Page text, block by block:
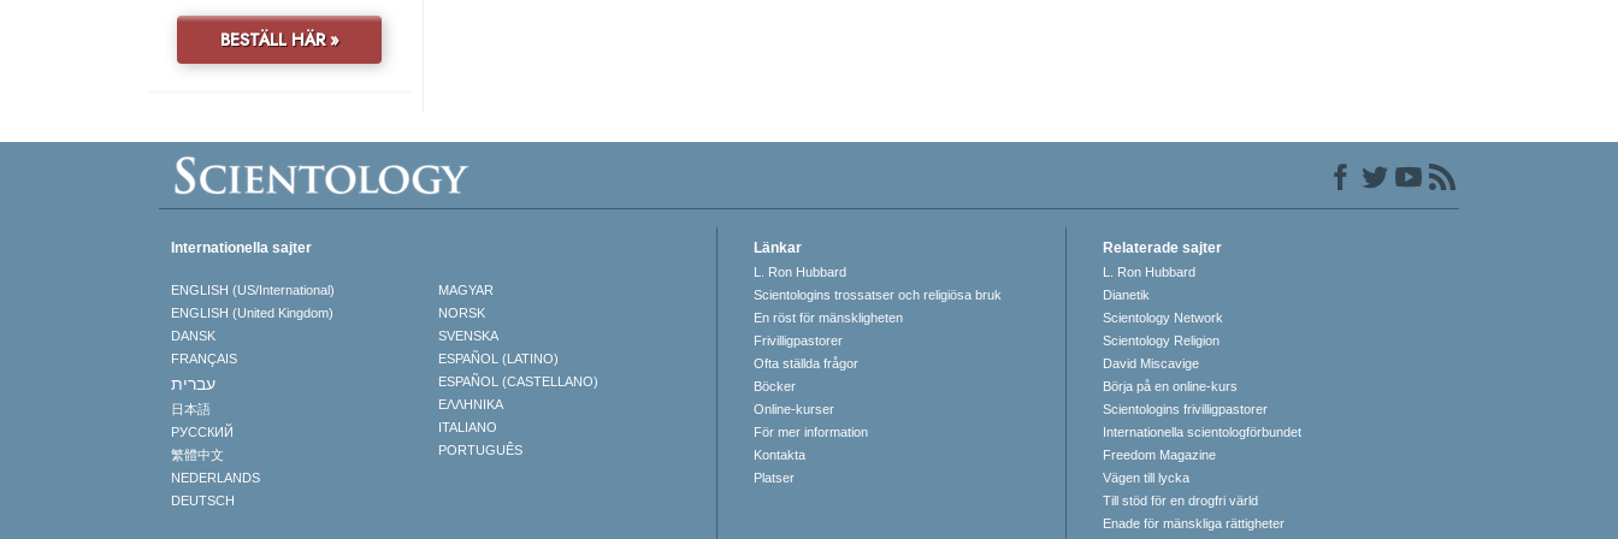
BESTÄLL HÄR »
Internationella sajter
ENGLISH (US/International)
ENGLISH (United Kingdom)
DANSK
FRANÇAIS
עברית
日本語
РУССКИЙ
繁體中文
NEDERLANDS
DEUTSCH
MAGYAR
NORSK
SVENSKA
ESPAÑOL (LATINO)
ESPAÑOL (CASTELLANO)
ΕΛΛΗΝΙΚA
ITALIANO
PORTUGUÊS
Länkar
L. Ron Hubbard
Scientologins trossatser och religiösa bruk
En röst för mänskligheten
Frivilligpastorer
Ofta ställda frågor
Böcker
Online-kurser
För mer information
Kontakta
Platser
Relaterade sajter
L. Ron Hubbard
Dianetik
Scientology Network
Scientology Religion
David Miscavige
Börja på en online-kurs
Scientologins frivilligpastorer
Internationella scientologförbundet
Freedom Magazine
Vägen till lycka
Till stöd för en drogfri värld
Enade för mänskliga rättigheter